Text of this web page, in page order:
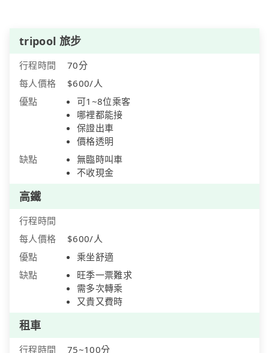
tripool 旅步
行程時間
70分
每人價格
$600/人
優點
可1~8位乘客
哪裡都能接
保證出車
價格透明
缺點
無臨時叫車
不收現金
高鐵
行程時間
每人價格
$600/人
優點
乘坐舒適
缺點
旺季一票難求
需多次轉乘
又貴又費時
租車
行程時間
75~100分